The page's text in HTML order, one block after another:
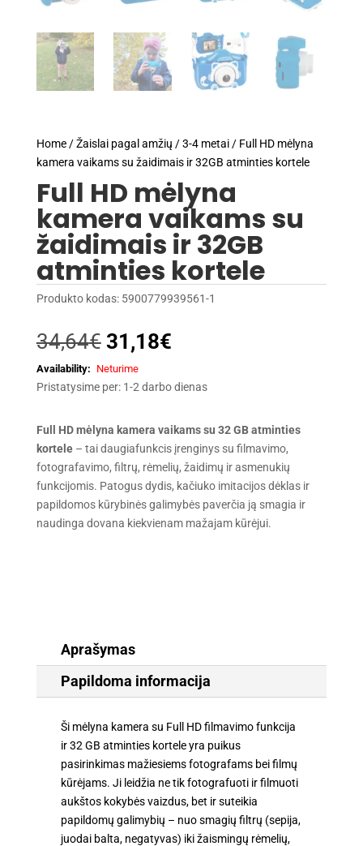
Home/Žaislai pagal amžių /3-4 metai/ Full HD mėlyna
kamera vaikams su žaidimais ir 32GB atminties kortele
Full HD mėlyna
kamera vaikams su
žaidimais ir 32GB
atminties kortele
Produkto kodas: 5900779939561-1
34,64€ Original
price
was:
34,64€.
31,18€Current
is:
31,18€.
Neturime
Pristatysime per: 1-2 darbo dienas
Full HD mėlyna kamera vaikams su 32 GB atminties
kortele– tai daugiafunkcis įrenginys su filmavimo,
fotografavimo, filtrų, rėmelių, žaidimų ir asmenukių
funkcijomis. Patogus dydis, kačiuko imitacijos dėklas ir
papildomos kūrybinės galimybės paverčia ją smagia ir
naudinga dovana kiekvienam mažajam kūrėjui.
Aprašymas
Papildoma informacija
Ši mėlyna kamera su Full HD filmavimo funkcija
ir 32 GB atminties kortele yra puikus
pasirinkimas mažiesiems fotografams bei filmų
kūrėjams. Ji leidžia ne tik fotografuoti ir filmuoti
aukštos kokybės vaizdus, bet ir suteikia
papildomų galimybių – nuo smagių filtrų (sepija,
juodai balta, negatyvas) iki žaismingų rėmelių,